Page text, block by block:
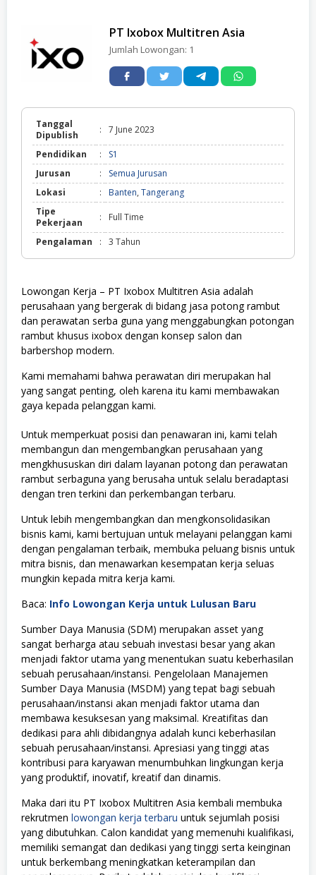
PT Ixobox Multitren Asia
Jumlah Lowongan: 1
Tanggal
Dipublish
: 7 June 2023
Pendidikan :
S1
Jurusan
:
Semua Jurusan
Lokasi
: Banten, Tangerang
Tipe
Pekerjaan
: Full Time
Pengalaman : 3 Tahun
Lowongan Kerja – PT Ixobox Multitren Asia adalah
perusahaan yang bergerak di bidang jasa potong rambut
dan perawatan serba guna yang menggabungkan potongan
rambut khusus ixobox dengan konsep salon dan
barbershop modern.
Kami memahami bahwa perawatan diri merupakan hal
yang sangat penting, oleh karena itu kami membawakan
gaya kepada pelanggan kami.
Untuk memperkuat posisi dan penawaran ini, kami telah
membangun dan mengembangkan perusahaan yang
mengkhususkan diri dalam layanan potong dan perawatan
rambut serbaguna yang berusaha untuk selalu beradaptasi
dengan tren terkini dan perkembangan terbaru.
Untuk lebih mengembangkan dan mengkonsolidasikan
bisnis kami, kami bertujuan untuk melayani pelanggan kami
dengan pengalaman terbaik, membuka peluang bisnis untuk
mitra bisnis, dan menawarkan kesempatan kerja seluas
mungkin kepada mitra kerja kami.
Baca: Info Lowongan Kerja untuk Lulusan Baru
Sumber Daya Manusia (SDM) merupakan asset yang
sangat berharga atau sebuah investasi besar yang akan
menjadi faktor utama yang menentukan suatu keberhasilan
sebuah perusahaan/instansi. Pengelolaan Manajemen
Sumber Daya Manusia (MSDM) yang tepat bagi sebuah
perusahaan/instansi akan menjadi faktor utama dan
membawa kesuksesan yang maksimal. Kreatifitas dan
dedikasi para ahli dibidangnya adalah kunci keberhasilan
sebuah perusahaan/instansi. Apresiasi yang tinggi atas
kontribusi para karyawan menumbuhkan lingkungan kerja
yang produktif, inovatif, kreatif dan dinamis.
Maka dari itu PT Ixobox Multitren Asia kembali membuka
rekrutmen lowongan kerja terbaru untuk sejumlah posisi
yang dibutuhkan. Calon kandidat yang memenuhi kualifikasi,
memiliki semangat dan dedikasi yang tinggi serta keinginan
untuk berkembang meningkatkan keterampilan dan